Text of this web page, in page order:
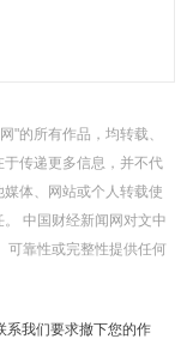
"的所有作品，均转载、
传递更多信息，并不代
体、网站或个人转载使
中国财经新闻网对文中
可靠性或完整性提供任何
系我们要求撤下您的作